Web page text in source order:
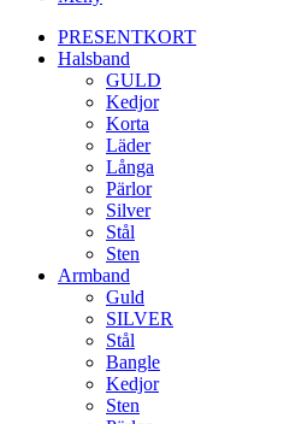
PRESENTKORT
Halsband
GULD
Kedjor
Korta
Läder
Långa
Pärlor
Silver
Stål
Sten
Armband
Guld
SILVER
Stål
Bangle
Kedjor
Sten